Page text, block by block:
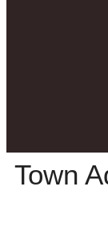
Town